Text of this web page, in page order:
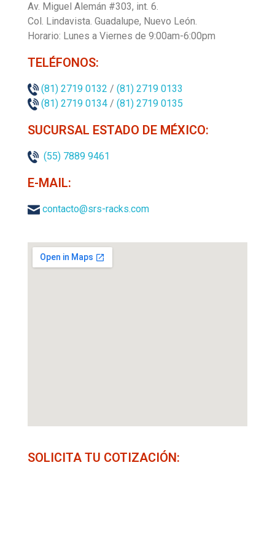
Av. Miguel Alemán #303, int. 6.
Col. Lindavista. Guadalupe, Nuevo León.
Horario: Lunes a Viernes de 9:00am-6:00pm
TELÉFONOS:
(81) 2719 0132 / (81) 2719 0133
(81) 2719 0134 / (81) 2719 0135
SUCURSAL ESTADO DE MÉXICO:
(55) 7889 9461
E-MAIL:
contacto@srs-racks.com
SOLICITA TU COTIZACIÓN: